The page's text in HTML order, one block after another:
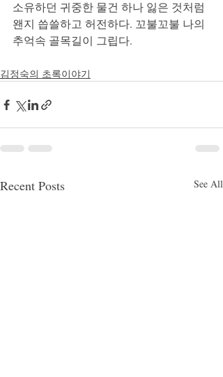
소유하던 귀중한 물건 하나 잃은 것처럼
왠지 씁쓸하고 허전하다. 꼬불꼬불 나의
추억속 골목길이 그립다.
김정숙의 초록이야기
Recent Posts See All